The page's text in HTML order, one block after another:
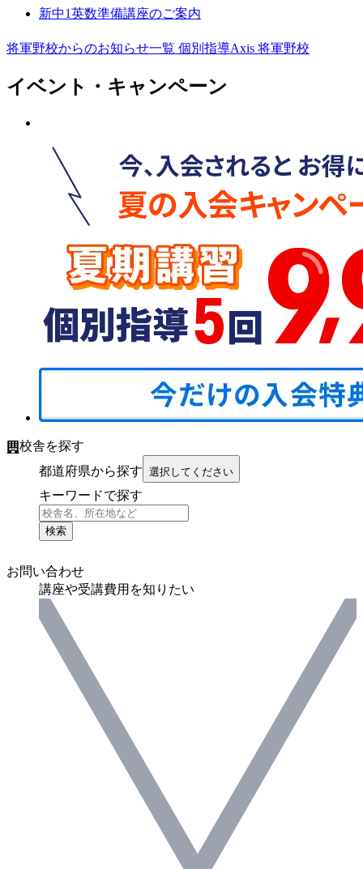
新中1英数準備講座のご案内
将軍野校からのお知らせ一覧 個別指導Axis 将軍野校
イベント・キャンペーン
校舎を探す
都道府県から探す 選択してください
キーワードで探す
検索
お問い合わせ
講座や受講費用を知りたい